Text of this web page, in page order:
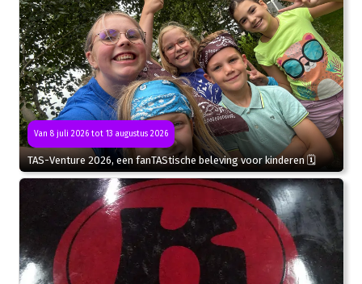
Van 8 juli 2026 tot 13 augustus 2026
TAS-Venture 2026, een fanTAStische beleving voor kinderen 🗓